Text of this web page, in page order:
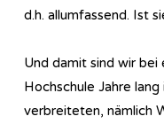
d.h. allumfassend. Ist
Und damit sind wir
Hochschule Jahre
verbreiteten, nämlich